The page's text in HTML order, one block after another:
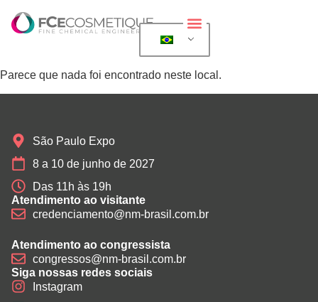
Parece que nada foi encontrado neste local.
São Paulo Expo
8 a 10 de junho de 2027
Das 11h às 19h
Atendimento ao visitante
credenciamento@nm-brasil.com.br
Atendimento ao congressista
congressos@nm-brasil.com.br
Siga nossas redes sociais
Instagram